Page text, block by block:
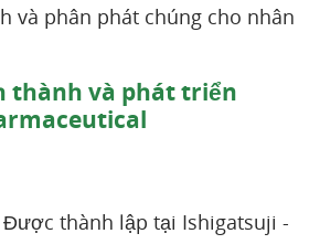
và phân phát chúng cho nhân
thành và phát triển
Được thành lập tại Ishigatsuji -